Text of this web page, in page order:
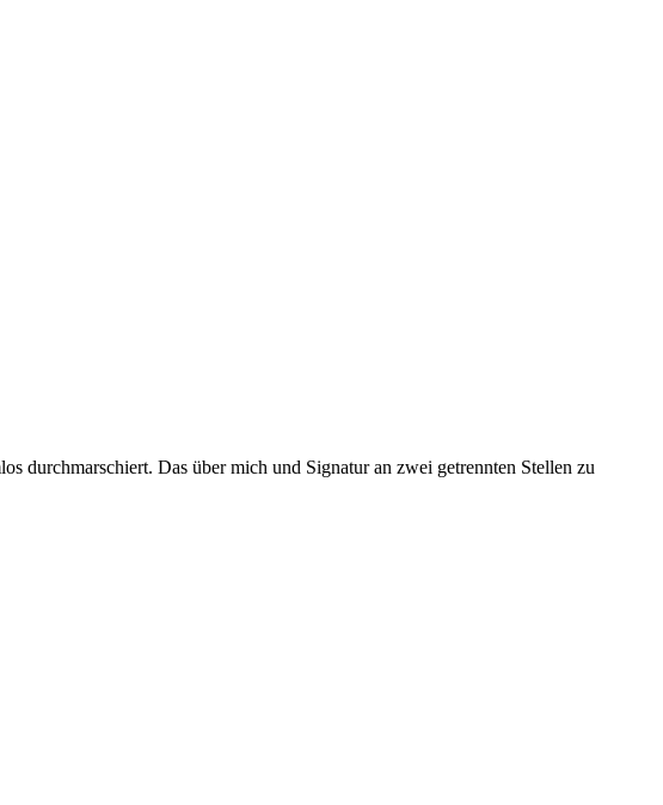
durchmarschiert. Das über mich und Signatur an zwei getrennten Stellen zu